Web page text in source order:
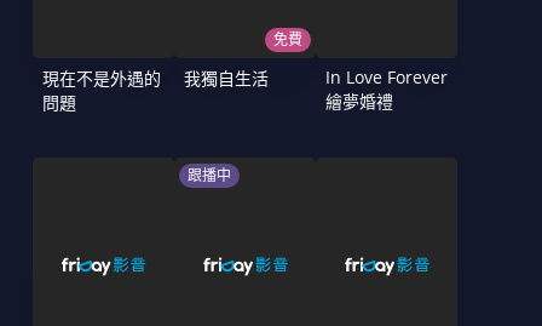
現在不是外遇的
問題
免費
我獨自生活
In Love Forever
繪夢婚禮
跟播中